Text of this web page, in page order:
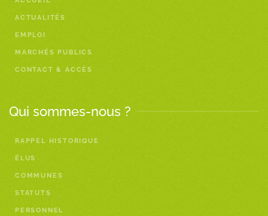
ACTUALITÉS
EMPLOI
MARCHÉS PUBLICS
CONTACT & ACCÈS
Qui sommes-nous ?
RAPPEL HISTORIQUE
ÉLUS
COMMUNES
STATUTS
PERSONNEL